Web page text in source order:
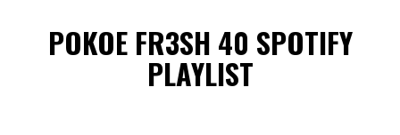
POKOE FR3SH 40 SPOTIFY
PLAYLIST